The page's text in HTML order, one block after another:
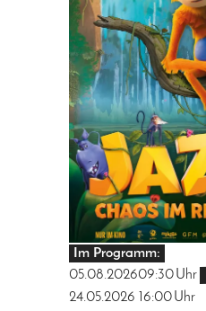
Im Programm:
05.08.202609:30Uhr
24.05.2026 16:00Uhr